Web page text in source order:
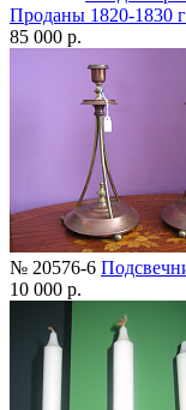
Проданы 1820-1830
85 000 р.
№ 20576-6
10 000 р.